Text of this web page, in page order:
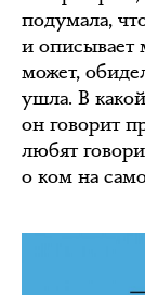
подумала,
и описывает
может,
ушла. В
он говорит
любят
о ком на